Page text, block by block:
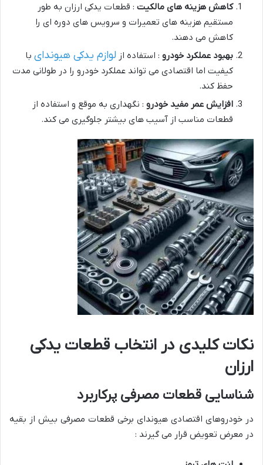
کاهش هزینه های مالکیت : قطعات یدکی ارزان به طور
مستقیم هزینه های تعمیرات و سرویس های دوره ای را
کاهش می دهند.
بهبود عملکرد خودرو : استفاده از لوازم یدکی هیوندای با
کیفیت اما اقتصادی می تواند عملکرد خودرو را در طولانی مدت
حفظ کند.
افزایش عمر مفید خودرو : نگهداری به موقع و استفاده از
قطعات مناسب از آسیب های بیشتر جلوگیری می کند.
نکات کلیدی در انتخاب قطعات یدکی
ارزان
شناسایی قطعات مصرفی پرکاربرد
در خودروهای اقتصادی هیوندای برخی قطعات مصرفی بیش از بقیه
در معرض تعویض قرار می گیرند :